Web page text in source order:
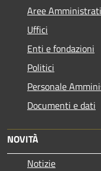
Aree
Uffici
Enti e fondazioni
Politici
Personale
Documenti e dati
NOVITÀ
Notizie